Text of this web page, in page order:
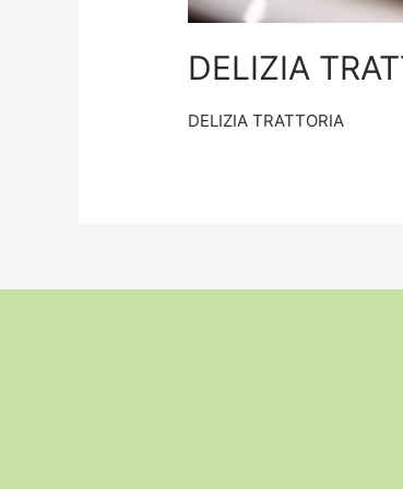
DELIZIA
DELIZIA TRATTORIA